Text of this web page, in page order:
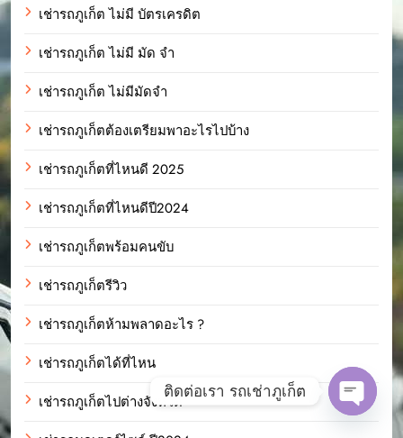
เช่ารถภูเก็ต ไม่มี บัตรเครดิต
เช่ารถภูเก็ต ไม่มี มัด จํา
เช่ารถภูเก็ต ไม่มีมัดจำ
เช่ารถภูเก็ตต้องเตรียมพาอะไรไปบ้าง
เช่ารถภูเก็ตที่ไหนดี 2025
เช่ารถภูเก็ตที่ไหนดีปี2024
เช่ารถภูเก็ตพร้อมคนขับ
เช่ารถภูเก็ตรีวิว
เช่ารถภูเก็ตห้ามพลาดอะไร ?
เช่ารถภูเก็ตได้ที่ไหน
เช่ารถภูเก็ตไปต่างจังหวัด
ติดต่อเรา รถเช่าภูเก็ต
Open